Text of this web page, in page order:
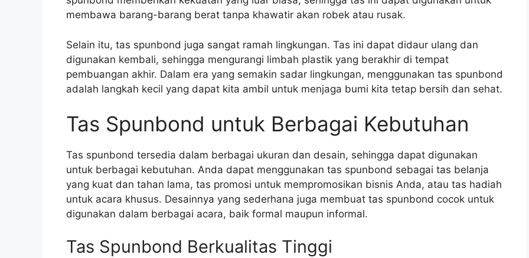
membawa barang-barang berat tanpa khawatir akan robek atau rusak.
Selain itu, tas spunbond juga sangat ramah lingkungan. Tas ini dapat didaur ulang dan
digunakan kembali, sehingga mengurangi limbah plastik yang berakhir di tempat
pembuangan akhir. Dalam era yang semakin sadar lingkungan, menggunakan tas spunbond
adalah langkah kecil yang dapat kita ambil untuk menjaga bumi kita tetap bersih dan sehat.
Tas Spunbond untuk Berbagai Kebutuhan
Tas spunbond tersedia dalam berbagai ukuran dan desain, sehingga dapat digunakan
untuk berbagai kebutuhan. Anda dapat menggunakan tas spunbond sebagai tas belanja
yang kuat dan tahan lama, tas promosi untuk mempromosikan bisnis Anda, atau tas hadiah
untuk acara khusus. Desainnya yang sederhana juga membuat tas spunbond cocok untuk
digunakan dalam berbagai acara, baik formal maupun informal.
Tas Spunbond Berkualitas Tinggi